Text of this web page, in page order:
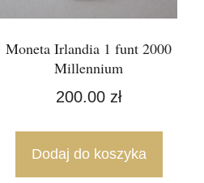
Moneta Irlandia 1 funt 2000
Millennium
200.00 zł
Dodaj do koszyka